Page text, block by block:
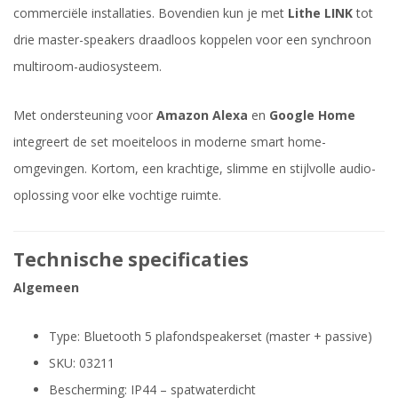
commerciële installaties. Bovendien kun je met Lithe LINKtot
drie master-speakers draadloos koppelen voor een synchroon
multiroom-audiosysteem.
Met ondersteuning voor Amazon Alexa en Google Home
integreert de set moeiteloos in moderne smart home-
omgevingen. Kortom, een krachtige, slimme en stijlvolle audio-
oplossing voor elke vochtige ruimte.
Technische specificaties
Algemeen
Type: Bluetooth 5 plafondspeakerset (master + passive)
SKU: 03211
Bescherming: IP44 – spatwaterdicht